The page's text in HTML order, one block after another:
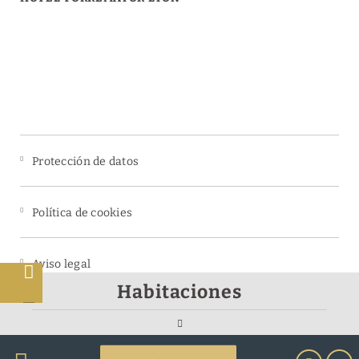
Habitaciones
Protección de datos
Política de cookies
Aviso legal
Powered by Keytel